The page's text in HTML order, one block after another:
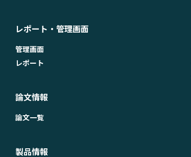
レポート・管理画面
管理画面
レポート
論文情報
論文一覧
製品情報